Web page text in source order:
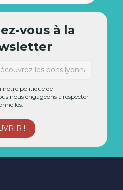
vous à la
notre politique de
nous engageons à respecter